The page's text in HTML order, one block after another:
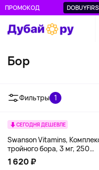
ПРОМОКОД
Бор
Фильтры 1
СЕГОДНЯ ДЕШЕВЛЕ
Swanson Vitamins,
тройного бора, 3 мг, 250
капсул
1 620 ₽